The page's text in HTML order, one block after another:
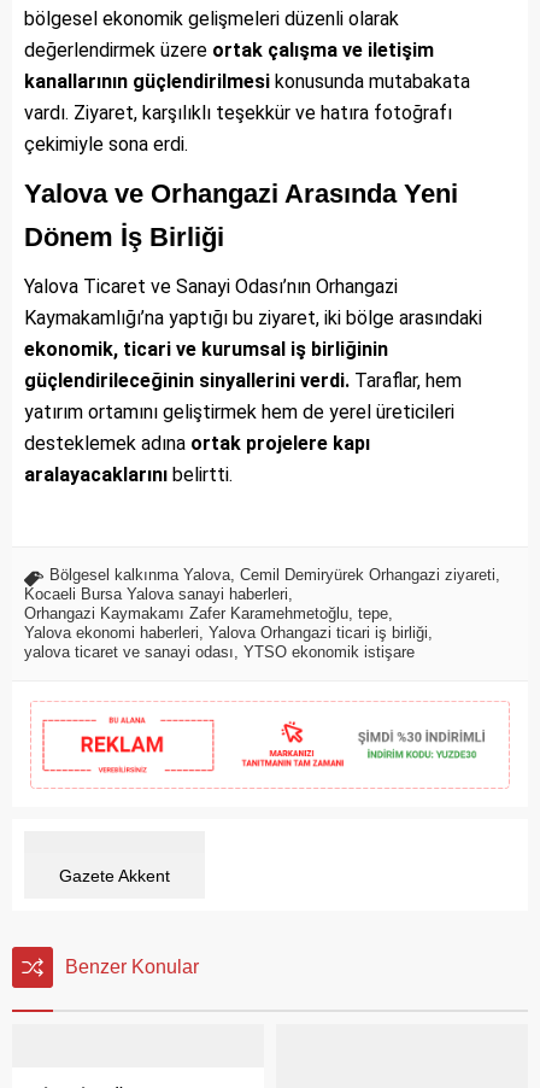
bölgesel ekonomik gelişmeleri düzenli olarak
değerlendirmek üzere ortak çalışma ve iletişim
kanallarının güçlendirilmesi konusunda mutabakata
vardı. Ziyaret, karşılıklı teşekkür ve hatıra fotoğrafı
çekimiyle sona erdi.
Yalova ve Orhangazi Arasında Yeni
Dönem İş Birliği
Yalova Ticaret ve Sanayi Odası’nın Orhangazi
Kaymakamlığı’na yaptığı bu ziyaret, iki bölge arasındaki
ekonomik, ticari ve kurumsal iş birliğinin
güçlendirileceğinin sinyallerini verdi. Taraflar, hem
yatırım ortamını geliştirmek hem de yerel üreticileri
desteklemek adına ortak projelere kapı
aralayacaklarını belirtti.
Bölgesel kalkınma Yalova Cemil Demiryürek Orhangazi ziyareti
Kocaeli Bursa Yalova sanayi haberleri
Orhangazi Kaymakamı Zafer Karamehmetoğlu tepe
Yalova ekonomi haberleri Yalova Orhangazi ticari iş birliği
yalova ticaret ve sanayi odası YTSO ekonomik istişare
Gazete Akkent
Benzer Konular